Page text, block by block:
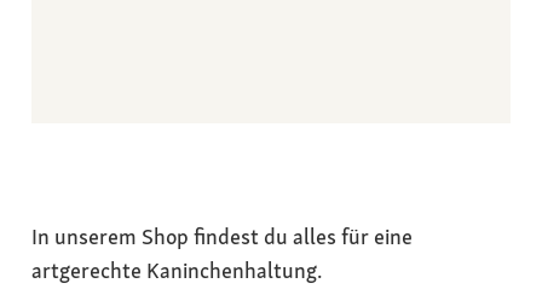
In unserem Shop findest du alles für eine
artgerechte Kaninchenhaltung.